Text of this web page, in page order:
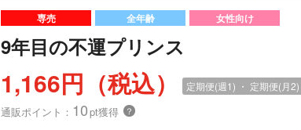
専売 全年齢 女性向け
9年目の不運プリンス
1,166円（税込） 定期便(週1) ・ 定期便(月2)
通販ポイント： 10pt獲得 ？